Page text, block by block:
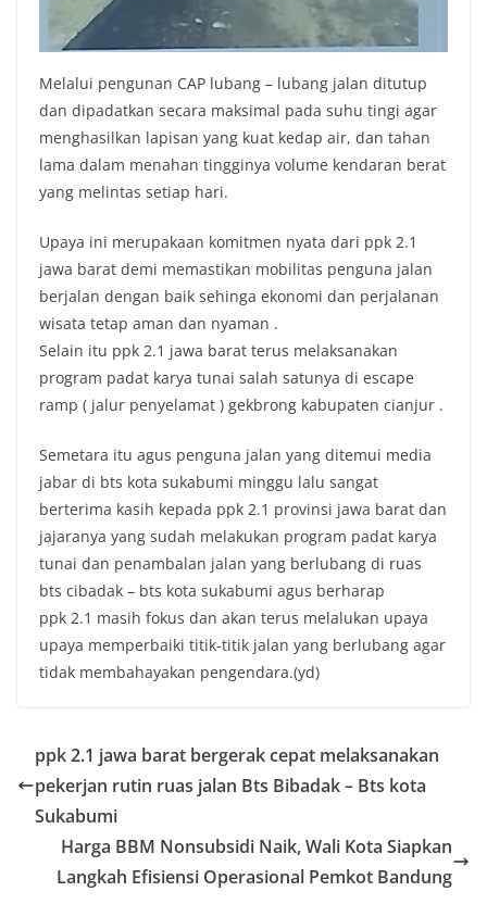
Melalui pengunan CAP lubang – lubang jalan ditutup
dan dipadatkan secara maksimal pada suhu tingi agar
menghasilkan lapisan yang kuat kedap air, dan tahan
lama dalam menahan tingginya volume kendaran berat
yang melintas setiap hari.
Upaya ini merupakaan komitmen nyata dari ppk 2.1
jawa barat demi memastikan mobilitas penguna jalan
berjalan dengan baik sehinga ekonomi dan perjalanan
wisata tetap aman dan nyaman .
Selain itu ppk 2.1 jawa barat terus melaksanakan
program padat karya tunai salah satunya di escape
ramp ( jalur penyelamat ) gekbrong kabupaten cianjur .
Semetara itu agus penguna jalan yang ditemui media
jabar di bts kota sukabumi minggu lalu sangat
berterima kasih kepada ppk 2.1 provinsi jawa barat dan
jajaranya yang sudah melakukan program padat karya
tunai dan penambalan jalan yang berlubang di ruas
bts cibadak – bts kota sukabumi agus berharap
ppk 2.1 masih fokus dan akan terus melalukan upaya
upaya memperbaiki titik-titik jalan yang berlubang agar
tidak membahayakan pengendara.(yd)
ppk 2.1 jawa barat bergerak cepat melaksanakan
pekerjan rutin ruas jalan Bts Bibadak – Bts kota
Sukabumi
Harga BBM Nonsubsidi Naik, Wali Kota Siapkan
Langkah Efisiensi Operasional Pemkot Bandung